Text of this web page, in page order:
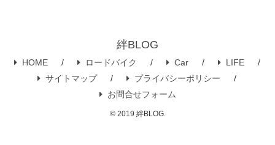
絆BLOG
HOME ロードバイク Car
LIFE
サイトマップ
プライバシーポリシー
お問合せフォーム
© 2019 絆BLOG.